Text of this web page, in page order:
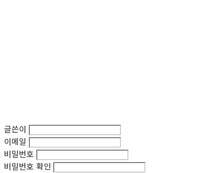
글쓴이
이메일
비밀번호
비밀번호 확인